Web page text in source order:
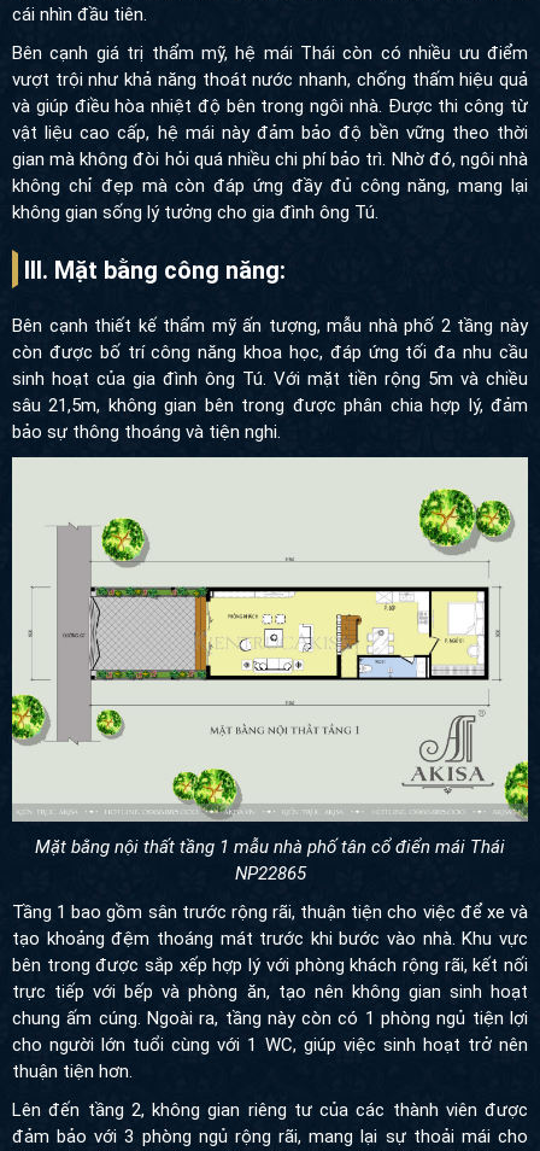
cái nhìn đầu tiên.
Bên cạnh giá trị thẩm mỹ, hệ mái Thái còn có nhiều ưu điểm
vượt trội như khả năng thoát nước nhanh, chống thấm hiệu quả
và giúp điều hòa nhiệt độ bên trong ngôi nhà. Được thi công từ
vật liệu cao cấp, hệ mái này đảm bảo độ bền vững theo thời
gian mà không đòi hỏi quá nhiều chi phí bảo trì. Nhờ đó, ngôi nhà
không chỉ đẹp mà còn đáp ứng đầy đủ công năng, mang lại
không gian sống lý tưởng cho gia đình ông Tú.
III. Mặt bằng công năng:
Bên cạnh thiết kế thẩm mỹ ấn tượng, mẫu nhà phố 2 tầng này
còn được bố trí công năng khoa học, đáp ứng tối đa nhu cầu
sinh hoạt của gia đình ông Tú. Với mặt tiền rộng 5m và chiều
sâu 21,5m, không gian bên trong được phân chia hợp lý, đảm
bảo sự thông thoáng và tiện nghi.
Mặt bằng nội thất tầng 1 mẫu nhà phố tân cổ điển mái Thái
NP22865
Tầng 1 bao gồm sân trước rộng rãi, thuận tiện cho việc để xe và
tạo khoảng đệm thoáng mát trước khi bước vào nhà. Khu vực
bên trong được sắp xếp hợp lý với phòng khách rộng rãi, kết nối
trực tiếp với bếp và phòng ăn, tạo nên không gian sinh hoạt
chung ấm cúng. Ngoài ra, tầng này còn có 1 phòng ngủ tiện lợi
cho người lớn tuổi cùng với 1 WC, giúp việc sinh hoạt trở nên
thuận tiện hơn.
Lên đến tầng 2, không gian riêng tư của các thành viên được
đảm bảo với 3 phòng ngủ rộng rãi, mang lại sự thoải mái cho